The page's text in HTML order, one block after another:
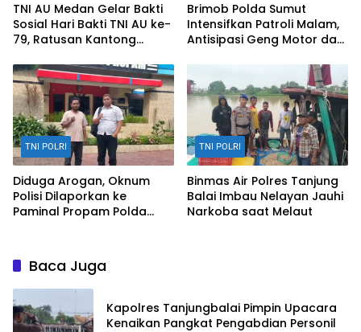
TNI AU Medan Gelar Bakti
Sosial Hari Bakti TNI AU ke-
79, Ratusan Kantong
Dikumpulkan
Brimob Polda Sumut
Intensifkan Patroli Malam,
Antisipasi Geng Motor dan
TNI POLRI
Diduga Arogan, Oknum
Polisi Dilaporkan ke
Paminal Propam Polda
TNI POLRI
Binmas Air Polres Tanjung
Balai Imbau Nelayan Jauhi
Narkoba saat Melaut
Baca Juga
Kapolres Tanjungbalai Pimpin Upacara
Kenaikan Pangkat Pengabdian Personil